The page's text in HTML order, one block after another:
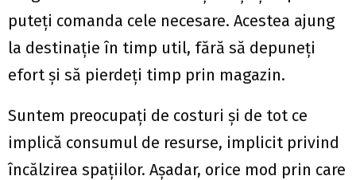
puteți comanda cele necesare. Acestea ajung
la destinație în timp util, fără să depuneți
efort și să pierdeți timp prin magazin.
Suntem preocupați de costuri și de tot ce
implică consumul de resurse, implicit privind
încălzirea spațiilor. Așadar, orice mod prin care